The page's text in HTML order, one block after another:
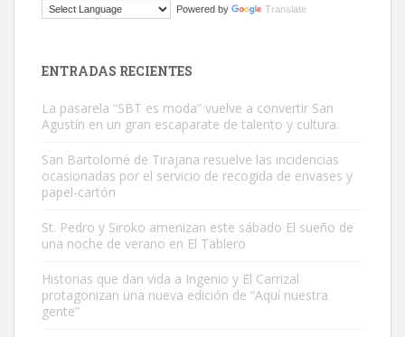
El ayuntamiento se va a llevar a Los Gatos callejeros de la zona los
Gato manso encontrado
Este gato macho ha aparecido en la calle hace menos de un mes,
es muy manso y extremadamente cari...
Powered by Translate
ENTRADAS RECIENTES
La pasarela “SBT es moda” vuelve a convertir San
Agustín en un gran escaparate de talento y cultura.
San Bartolomé de Tirajana resuelve las incidencias
ocasionadas por el servicio de recogida de envases y
papel-cartón
St. Pedro y Siroko amenizan este sábado El sueño de
una noche de verano en El Tablero
Historias que dan vida a Ingenio y El Carrizal
protagonizan una nueva edición de “Aquí nuestra
gente”